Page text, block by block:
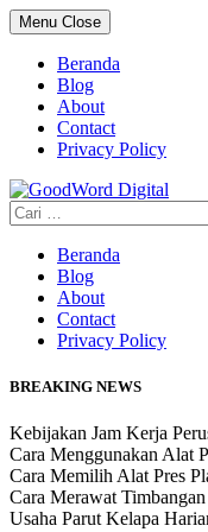
Skip
to
content
Menu Close
Beranda
Blog
About
Contact
Privacy Policy
Cari
untuk:
Beranda
Blog
About
Contact
Privacy Policy
BREAKING NEWS
Kebijakan Jam Kerja
Cara Menggunakan Alat
Cara Memilih Alat Pres
Cara Merawat
Usaha Parut Kelapa